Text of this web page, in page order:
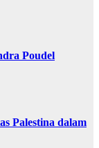
Poudel
Palestina dalam